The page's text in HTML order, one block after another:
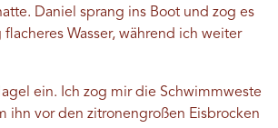
Daniel sprang ins Boot und zog es
Wasser, während ich weiter
ein. Ich zog mir die Schwimmweste
ihn vor den zitronengroßen Eisbrocken